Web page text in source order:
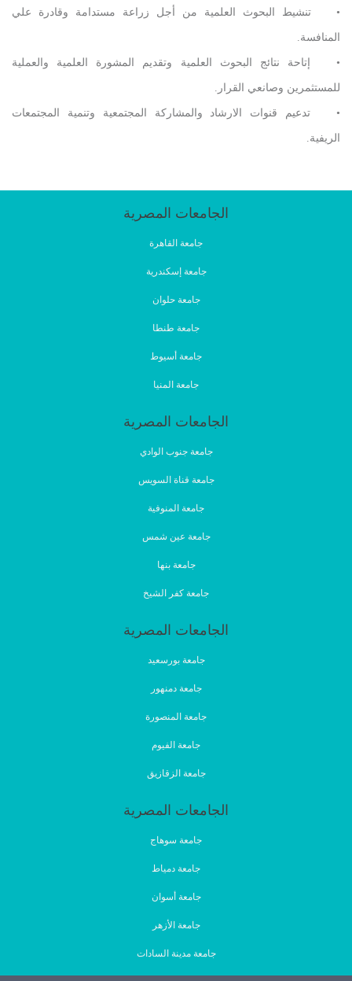
• تنشيط البحوث العلمية من أجل زراعة مستدامة وقادرة علي
المنافسة.
• إتاحة نتائج البحوث العلمية وتقديم المشورة العلمية والعملية
للمستثمرين وصانعي القرار.
• تدعيم قنوات الارشاد والمشاركة المجتمعية وتنمية المجتمعات
الريفية.
الجامعات المصرية
جامعة القاهرة
جامعة إسكندرية
جامعة حلوان
جامعة طنطا
جامعة أسيوط
جامعة المنيا
الجامعات المصرية
جامعة جنوب الوادي
جامعة قناة السويس
جامعة المنوفية
جامعة عين شمس
جامعة بنها
جامعة كفر الشيخ
الجامعات المصرية
جامعة بورسعيد
جامعة دمنهور
جامعة المنصورة
جامعة الفيوم
جامعة الزقازيق
الجامعات المصرية
جامعة سوهاج
جامعة دمياط
جامعة أسوان
جامعة الأزهر
جامعة مدينة السادات